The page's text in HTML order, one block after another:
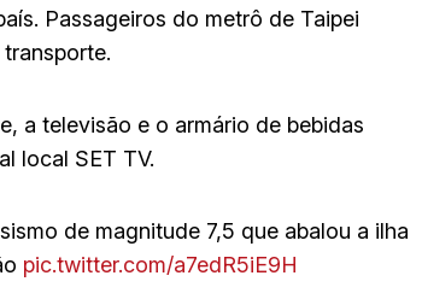
Passageiros do metrô de Taipei
a televisão e o armário de bebidas
local SET TV.
de magnitude 7,5 que abalou a ilha
pic.twitter.com/a7edR5iE9H